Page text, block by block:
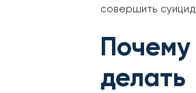
совершить
Почему
делать